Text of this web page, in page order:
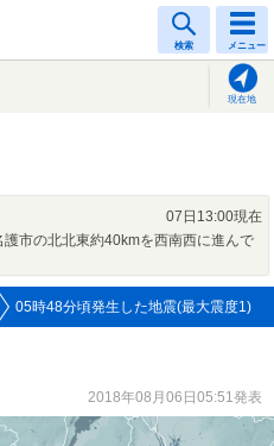
検索 メニュー
現在地
07日13:00現在
市の北北東約40kmを西南西に進んで
05時48分頃発生した地震(最大震度1)
2018年08月06日05:51発表